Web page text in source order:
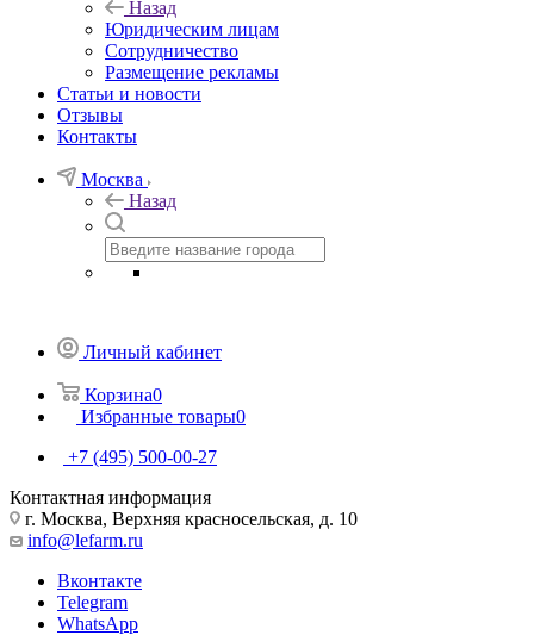
Назад
Юридическим лицам
Сотрудничество
Размещение рекламы
Статьи и новости
Отзывы
Контакты
Москва
Назад
Личный кабинет
Корзина0
Избранные товары0
+7 (495) 500-00-27
Контактная информация
г. Москва, Верхняя красносельская, д. 10
info@lefarm.ru
Вконтакте
Telegram
WhatsApp